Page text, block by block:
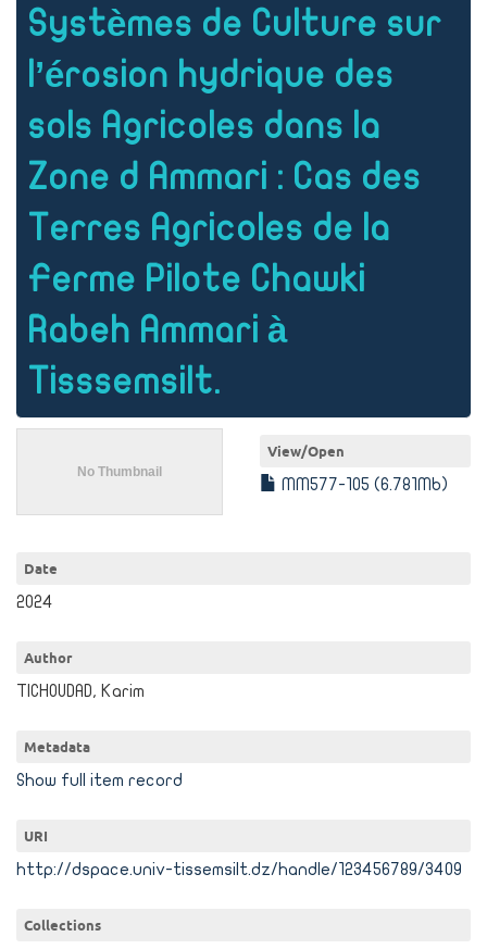
Systèmes de Culture sur
l’érosion hydrique des
sols Agricoles dans la
Zone d Ammari : Cas des
Terres Agricoles de la
Ferme Pilote Chawki
Rabeh Ammari à
Tisssemsilt.
View/Open
MM577-105 (6.781Mb)
Date
2024
Author
TICHOUDAD, Karim
Metadata
Show full item record
URI
http://dspace.univ-tissemsilt.dz/handle/123456789/3409
Collections